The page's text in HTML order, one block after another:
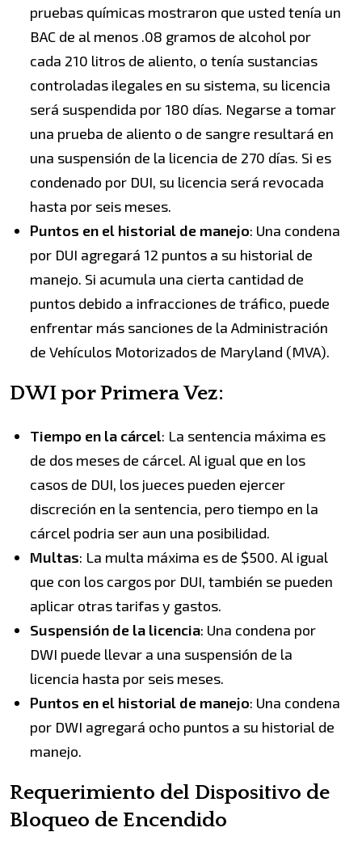
pruebas químicas mostraron que usted tenía un
BAC de al menos .08 gramos de alcohol por
cada 210 litros de aliento, o tenía sustancias
controladas ilegales en su sistema, su licencia
será suspendida por 180 días. Negarse a tomar
una prueba de aliento o de sangre resultará en
una suspensión de la licencia de 270 días. Si es
condenado por DUI, su licencia será revocada
hasta por seis meses.
Puntos en el historial de manejo: Una condena
por DUI agregará 12 puntos a su historial de
manejo. Si acumula una cierta cantidad de
puntos debido a infracciones de tráfico, puede
enfrentar más sanciones de la Administración
de Vehículos Motorizados de Maryland (MVA).
DWI por Primera Vez:
Tiempo en la cárcel: La sentencia máxima es
de dos meses de cárcel. Al igual que en los
casos de DUI, los jueces pueden ejercer
discreción en la sentencia, pero tiempo en la
cárcel podria ser aun una posibilidad.
Multas: La multa máxima es de $500. Al igual
que con los cargos por DUI, también se pueden
aplicar otras tarifas y gastos.
Suspensión de la licencia: Una condena por
DWI puede llevar a una suspensión de la
licencia hasta por seis meses.
Puntos en el historial de manejo: Una condena
por DWI agregará ocho puntos a su historial de
manejo.
Requerimiento del Dispositivo de
Bloqueo de Encendido